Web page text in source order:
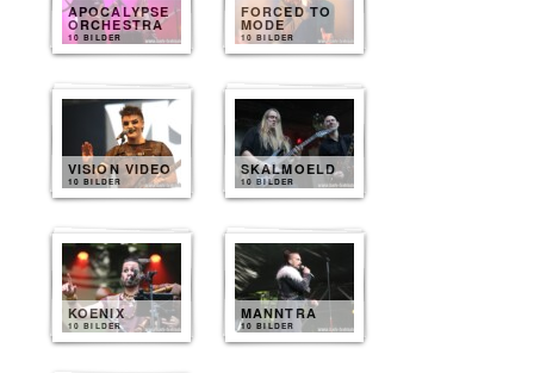
APOCALYPSE
ORCHESTRA
10 BILDER
FORCED TO
MODE
10 BILDER
VISION VIDEO
10 BILDER
SKALMOELD
10 BILDER
KOENIX
10 BILDER
MANNTRA
10 BILDER